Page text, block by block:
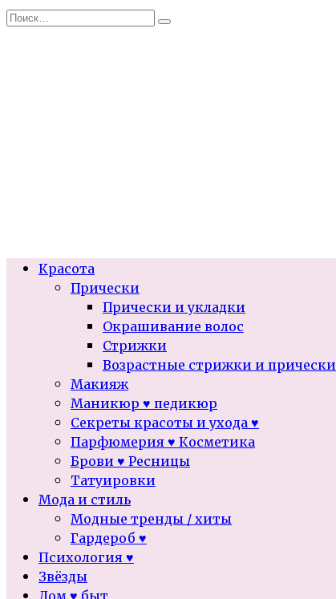
Перейти
Search
Красота
Прически
Прически и укладки
Окрашивание волос
Стрижки
Возрастные стрижки и прически
Макияж
Маникюр ♥ педикюр
Секреты красоты и ухода ♥
Парфюмерия ♥ Косметика
Брови ♥ Ресницы
Татуировки
Мода и стиль
Модные тренды / хиты
Гардероб ♥
Психология ♥
Звёзды
Дом ♥ быт